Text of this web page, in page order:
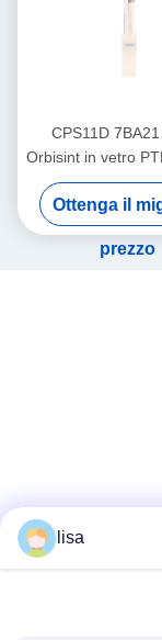
CPS11D
Orbisint in vetro
Endress Hauser
Sensore pH
Ottenga il
prezzo
lisa